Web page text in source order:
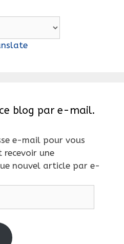
blog par e-mail.
e-mail pour vous
recevoir une
nouvel article par e-